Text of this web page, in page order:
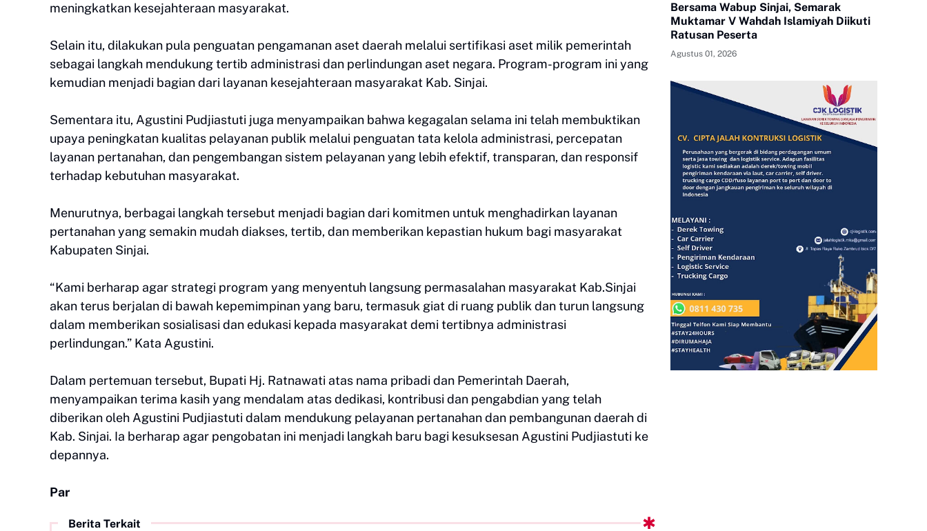
meningkatkan kesejahteraan masyarakat.
Selain itu, dilakukan pula penguatan pengamanan aset daerah melalui sertifikasi aset milik pemerintah
sebagai langkah mendukung tertib administrasi dan perlindungan aset negara. Program-program ini yang
kemudian menjadi bagian dari layanan kesejahteraan masyarakat Kab. Sinjai.
Sementara itu, Agustini Pudjiastuti juga menyampaikan bahwa kegagalan selama ini telah membuktikan
upaya peningkatan kualitas pelayanan publik melalui penguatan tata kelola administrasi, percepatan
layanan pertanahan, dan pengembangan sistem pelayanan yang lebih efektif, transparan, dan responsif
terhadap kebutuhan masyarakat.
Menurutnya, berbagai langkah tersebut menjadi bagian dari komitmen untuk menghadirkan layanan
pertanahan yang semakin mudah diakses, tertib, dan memberikan kepastian hukum bagi masyarakat
Kabupaten Sinjai.
“Kami berharap agar strategi program yang menyentuh langsung permasalahan masyarakat Kab.Sinjai
akan terus berjalan di bawah kepemimpinan yang baru, termasuk giat di ruang publik dan turun langsung
dalam memberikan sosialisasi dan edukasi kepada masyarakat demi tertibnya administrasi
perlindungan.” Kata Agustini.
Dalam pertemuan tersebut, Bupati Hj. Ratnawati atas nama pribadi dan Pemerintah Daerah,
menyampaikan terima kasih yang mendalam atas dedikasi, kontribusi dan pengabdian yang telah
diberikan oleh Agustini Pudjiastuti dalam mendukung pelayanan pertanahan dan pembangunan daerah di
Kab. Sinjai. Ia berharap agar pengobatan ini menjadi langkah baru bagi kesuksesan Agustini Pudjiastuti ke
depannya.
Par
Berita Terkait
Bersama Wabup Sinjai, Semarak
Muktamar V Wahdah Islamiyah Diikuti
Ratusan Peserta
Agustus 01, 2026